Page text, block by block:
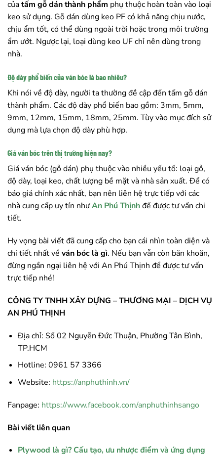
củatấm gỗ dán thành phẩm phụ thuộc hoàn toàn vào loại
keo sử dụng. Gỗ dán dùng keo PF có khả năng chịu nước,
chịu ẩm tốt, có thể dùng ngoài trời hoặc trong môi trường
ẩm ướt. Ngược lại, loại dùng keo UF chỉ nên dùng trong
nhà.
Độ dày phổ biến của ván bóc là bao nhiêu?
Khi nói về độ dày, người ta thường đề cập đến tấm gỗ dán
thành phẩm. Các độ dày phổ biến bao gồm: 3mm, 5mm,
9mm, 12mm, 15mm, 18mm, 25mm. Tùy vào mục đích sử
dụng mà lựa chọn độ dày phù hợp.
Giá ván bóc trên thị trường hiện nay?
Giá ván bóc (gỗ dán) phụ thuộc vào nhiều yếu tố: loại gỗ,
độ dày, loại keo, chất lượng bề mặt và nhà sản xuất. Để có
báo giá chính xác nhất, bạn nên liên hệ trực tiếp với các
nhà cung cấp uy tín nhưAn Phú Thịnhđể được tư vấn chi
tiết.
Hy vọng bài viết đã cung cấp cho bạn cái nhìn toàn diện và
chi tiết nhất về ván bóc là gì. Nếu bạn vẫn còn băn khoăn,
đừng ngần ngại liên hệ với An Phú Thịnh để được tư vấn
trực tiếp nhé!
CÔNG TY TNHH XÂY DỰNG – THƯƠNG MẠI – DỊCH VỤ
AN PHÚ THỊNH
Địa chỉ: Số 02 Nguyễn Đức Thuận, Phường Tân Bình,
TP.HCM
Hotline: 0961 57 3366
Website: https://anphuthinh.vn/
Fanpage: https://www.facebook.com/anphuthinhsango
Bài viết liên quan
Plywood là gì? Cấu tạo, ưu nhược điểm và ứng dụng